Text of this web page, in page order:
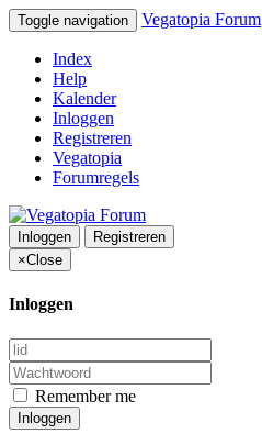
Toggle navigation Vegatopia Forum
Index
Help
Kalender
Inloggen
Registreren
Vegatopia
Forumregels
Inloggen
Registreren
×Close
Inloggen
Remember me
Inloggen